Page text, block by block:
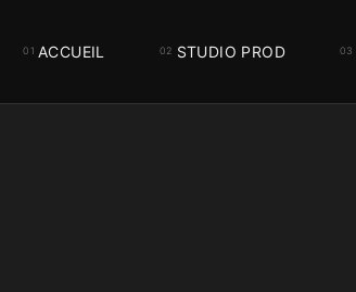
ACCUEIL STUDIO PROD